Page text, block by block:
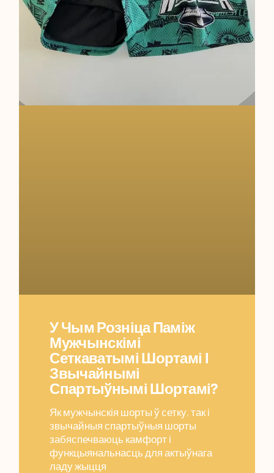
У Чым Розніца Паміж
Мужчынскімі
Сеткаватымі Шортамі І
Звычайнымі
Спартыўнымі Шортамі?
Як мужчынскія шорты ў сетку, так і
звычайныя спартыўныя шорты
забяспечваюць камфорт і
функцыянальнасць для актыўнага
ладу жыцця